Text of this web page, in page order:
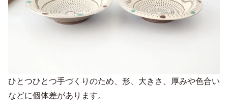
ひとつひとつ手づくりのため、形、大きさ、厚みや色合い
などに個体差があります。